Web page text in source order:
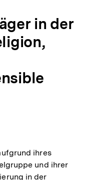
in der
ihres
und ihrer
in der